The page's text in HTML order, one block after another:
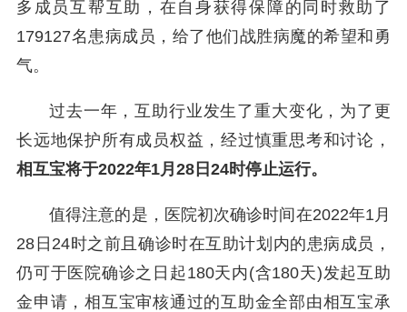
多成员互帮互助，在自身获得保障的同时救助了
179127名患病成员，给了他们战胜病魔的希望和勇
气。
过去一年，互助行业发生了重大变化，为了更
长远地保护所有成员权益，经过慎重思考和讨论，
相互宝将于2022年1月28日24时停止运行。
值得注意的是，医院初次确诊时间在2022年1月
28日24时之前且确诊时在互助计划内的患病成员，
仍可于医院确诊之日起180天内(含180天)发起互助
金申请，相互宝审核通过的互助金全部由相互宝承